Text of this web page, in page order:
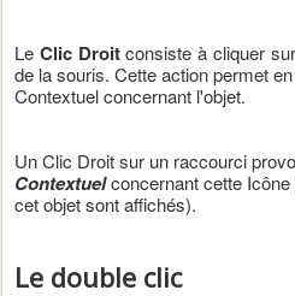
Le Clic Droitconsiste à cliquer
de la souris. Cette action permet
Contextuel concernant l'objet.
Un Clic Droit sur un raccourci
Contextuelconcernant cette
cet objet sont affichés).
Le double clic